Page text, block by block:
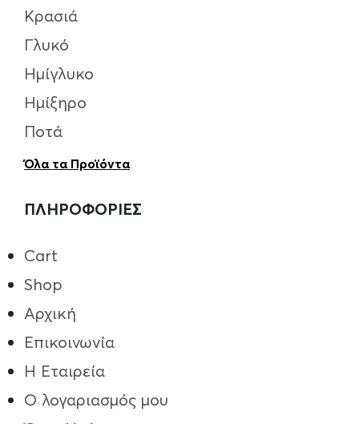
Κρασιά
Γλυκό
Ημίγλυκο
Ημίξηρο
Ποτά
Όλα τα Προϊόντα
ΠΛΗΡΟΦΟΡΙΕΣ
Cart
Shop
Αρχική
Επικοινωνία
Η Εταιρεία
Ο λογαριασμός μου